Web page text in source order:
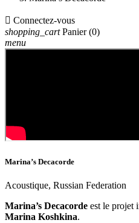
 Connectez-vous
shopping_cart Panier (0)
menu
Marina’s Decacorde
Acoustique, Russian Federation
Marina’s Decacorde est le projet
Marina Koshkina.